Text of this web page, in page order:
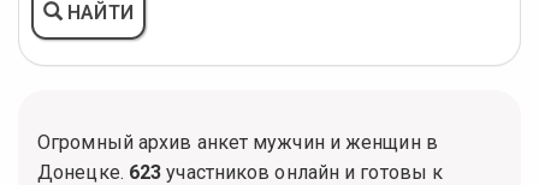
НАЙТИ
Огромный архив анкет мужчин и женщин в
Донецке. 623 участников онлайн и готовы к